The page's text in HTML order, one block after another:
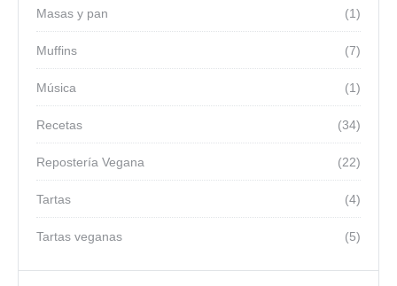
(1)
Masas y pan
(7)
Muffins
(1)
Música
(34)
Recetas
(22)
Repostería Vegana
(4)
Tartas
(5)
Tartas veganas